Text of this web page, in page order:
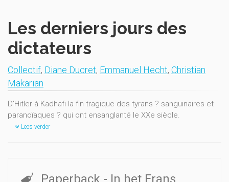
Les derniers jours des
dictateurs
Collectif, Diane Ducret, Emmanuel Hecht, Christian
Makarian
D'Hitler à Kadhafi la fin tragique des tyrans ? sanguinaires et
paranoïaques ? qui ont ensanglanté le XXe siècle.
Lees verder
Paperback - In het Frans